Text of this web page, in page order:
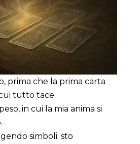
prima che la prima carta
tutto tace.
in cui la mia anima si
simboli: sto